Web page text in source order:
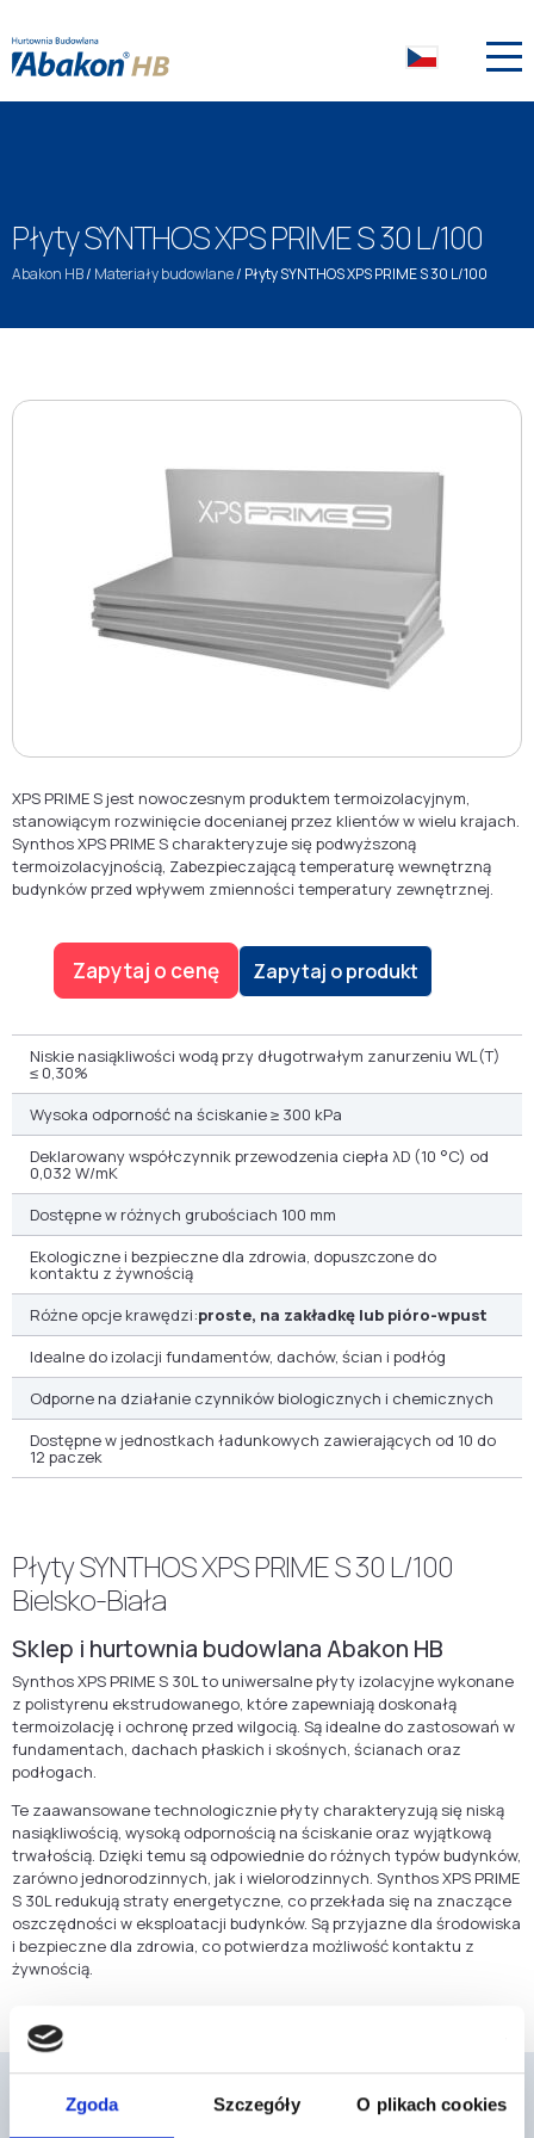
Zgoda Szczegóły O plikach cookies
Płyty SYNTHOS XPS PRIME S 30 L/100
Abakon HB/ Materiały budowlane/ Płyty SYNTHOS XPS PRIME S 30 L/100
XPS PRIME S jest nowoczesnym produktem termoizolacyjnym,
stanowiącym rozwinięcie docenianej przez klientów w wielu krajach.
Synthos XPS PRIME S charakteryzuje się podwyższoną
termoizolacyjnością, Zabezpieczającą temperaturę wewnętrzną
budynków przed wpływem zmienności temperatury zewnętrznej.
Zapytaj o cenę Zapytaj o produkt
Niskie nasiąkliwości wodą przy długotrwałym zanurzeniu WL(T)
≤ 0,30%
Wysoka odporność na ściskanie ≥ 300 kPa
Deklarowany współczynnik przewodzenia ciepła λD (10 °C) od
0,032 W/mK
Dostępne w różnych grubościach 100 mm
Ekologiczne i bezpieczne dla zdrowia, dopuszczone do
kontaktu z żywnością
Różne opcje krawędzi:proste, na zakładkę lub pióro-wpust
Idealne do izolacji fundamentów, dachów, ścian i podłóg
Odporne na działanie czynników biologicznych i chemicznych
Dostępne w jednostkach ładunkowych zawierających od 10 do
12 paczek
Płyty SYNTHOS XPS PRIME S 30 L/100
Bielsko-Biała
Sklep i hurtownia budowlana Abakon HB
Synthos XPS PRIME S 30L to uniwersalne płyty izolacyjne wykonane
z polistyrenu ekstrudowanego, które zapewniają doskonałą
termoizolację i ochronę przed wilgocią. Są idealne do zastosowań w
fundamentach, dachach płaskich i skośnych, ścianach oraz
podłogach.
Te zaawansowane technologicznie płyty charakteryzują się niską
nasiąkliwością, wysoką odpornością na ściskanie oraz wyjątkową
trwałością. Dzięki temu są odpowiednie do różnych typów budynków,
zarówno jednorodzinnych, jak i wielorodzinnych. Synthos XPS PRIME
S 30L redukują straty energetyczne, co przekłada się na znaczące
oszczędności w eksploatacji budynków. Są przyjazne dla środowiska
i bezpieczne dla zdrowia, co potwierdza możliwość kontaktu z
żywnością.